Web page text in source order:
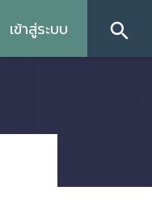
เข้าสู่ระบบ search